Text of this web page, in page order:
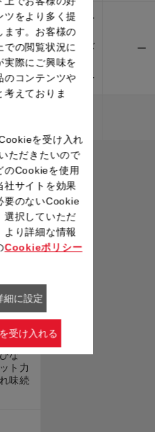
ー
キッチンシザー
ズ
カーブシザーズ
ピーラー
ワイドピーラー
ー
ト
セラ
とピ
に長
な
ト力
味続
ツをより多く提
ます。お客様の
での閲覧状況に
実際にご興味を
のコンテンツや
考えておりま
を受け入れ
ただきたいので
のCookieを使用
社サイトを効果
要のないCookie
選択していただ
より詳細な情報
Cookieポリシー
細に設定
受け入れる